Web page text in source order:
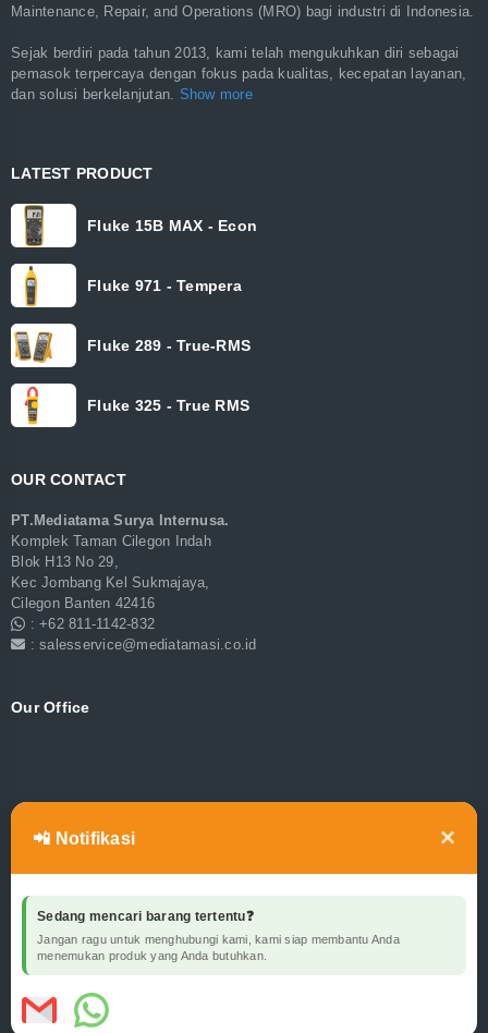
Maintenance, Repair, and Operations (MRO) bagi industri di Indonesia.
Sejak berdiri pada tahun 2013, kami telah mengukuhkan diri sebagai
pemasok terpercaya dengan fokus pada kualitas, kecepatan layanan,
dan solusi berkelanjutan. Show more
LATEST PRODUCT
Fluke 15B MAX - Econ
Fluke 971 - Tempera
Fluke 289 - True-RMS
Fluke 325 - True RMS
OUR CONTACT
PT.Mediatama Surya Internusa.
Komplek Taman Cilegon Indah
Blok H13 No 29,
Kec Jombang Kel Sukmajaya,
Cilegon Banten 42416
: +62 811-1142-832
: salesservice@mediatamasi.co.id
Our Office
📲 Notifikasi ×
Sedang mencari barang tertentu❓
Jangan ragu untuk menghubungi kami, kami siap membantu Anda
menemukan produk yang Anda butuhkan.